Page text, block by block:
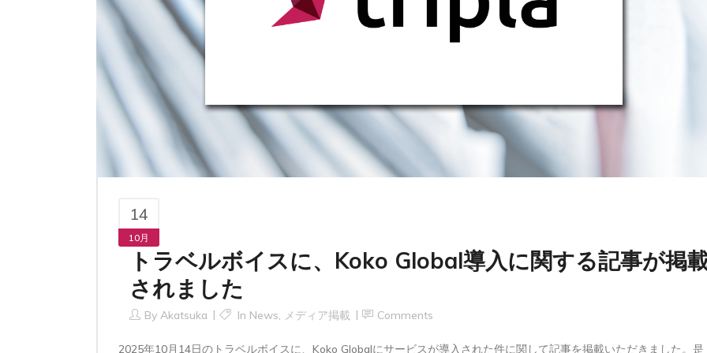
14
10月
トラベルボイスに、Koko Global導入に関する記事が掲
されました
By Akatsuka In News, メディア掲載 Comments
2025年10月14日のトラベルボイスに、Koko Globalにサービスが導入された件に関して記事を掲載いただきました。是